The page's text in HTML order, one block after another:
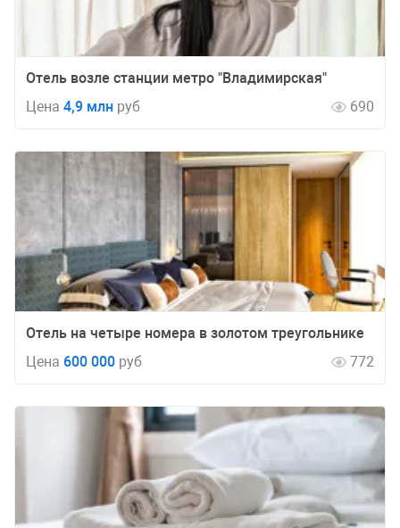
Отель возле станции метро "Владимирская"
Цена 4,9 млн руб 690
Отель на четыре номера в золотом треугольнике
Цена 600 000 руб 772